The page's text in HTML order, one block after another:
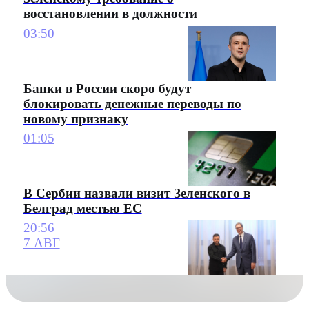
восстановлении в должности
03:50
Банки в России скоро будут
блокировать денежные переводы по
новому признаку
01:05
В Сербии назвали визит Зеленского в
Белград местью ЕС
20:56
7 АВГ